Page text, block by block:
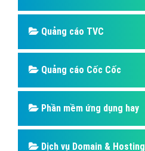
Quảng cáo TVC
Quảng cáo Cốc Cốc
Phần mềm ứng dụng hay
Dịch vụ Domain & Hosting